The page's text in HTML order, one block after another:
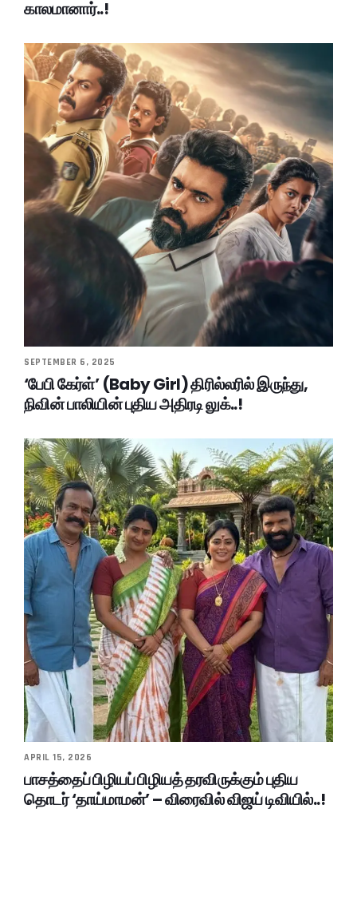
காலமானார்..!
SEPTEMBER 6, 2025
‘பேபி கேர்ள்’ (Baby Girl) திரில்லரில் இருந்து,
நிவின் பாலியின் புதிய அதிரடி லுக்..!
APRIL 15, 2026
பாசத்தைப் பிழியப் பிழியத் தரவிருக்கும் புதிய
தொடர் ‘தாய்மாமன்’ – விரைவில் விஜய் டிவியில்..!